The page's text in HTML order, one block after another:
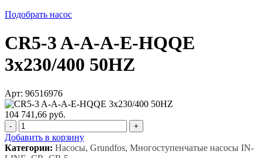
Подобрать насос
CR5-3 A-A-A-E-HQQE
3x230/400 50HZ
Арт: 96516976
104 741,66 руб.
- +
Добавить в корзину
Категории: Насосы, Grundfos, Многоступенчатые насосы IN-